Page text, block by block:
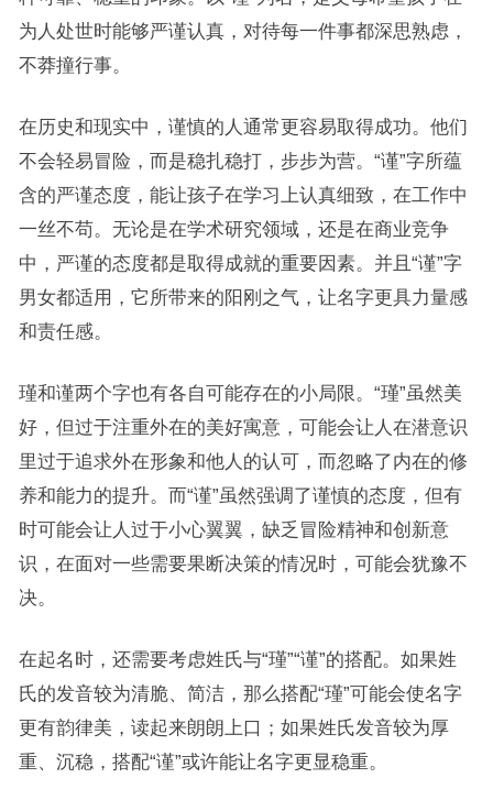
为人处世时能够严谨认真，对待每一件事都深思熟虑，
不莽撞行事。
在历史和现实中，谨慎的人通常更容易取得成功。他们
不会轻易冒险，而是稳扎稳打，步步为营。“谨”字所蕴
含的严谨态度，能让孩子在学习上认真细致，在工作中
一丝不苟。无论是在学术研究领域，还是在商业竞争
中，严谨的态度都是取得成就的重要因素。并且“谨”字
男女都适用，它所带来的阳刚之气，让名字更具力量感
和责任感。
瑾和谨两个字也有各自可能存在的小局限。“瑾”虽然美
好，但过于注重外在的美好寓意，可能会让人在潜意识
里过于追求外在形象和他人的认可，而忽略了内在的修
养和能力的提升。而“谨”虽然强调了谨慎的态度，但有
时可能会让人过于小心翼翼，缺乏冒险精神和创新意
识，在面对一些需要果断决策的情况时，可能会犹豫不
决。
在起名时，还需要考虑姓氏与“瑾”“谨”的搭配。如果姓
氏的发音较为清脆、简洁，那么搭配“瑾”可能会使名字
更有韵律美，读起来朗朗上口；如果姓氏发音较为厚
重、沉稳，搭配“谨”或许能让名字更显稳重。